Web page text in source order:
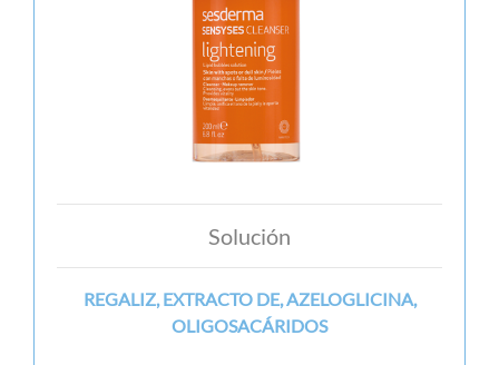
Solución
REGALIZ, EXTRACTO DE, AZELOGLICINA,
OLIGOSACÁRIDOS